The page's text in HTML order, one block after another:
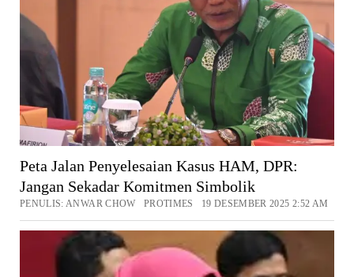
Peta Jalan Penyelesaian Kasus HAM, DPR:
Jangan Sekadar Komitmen Simbolik
PENULIS: ANWAR CHOW PROTIMES 19 DESEMBER 2025 2:52 AM